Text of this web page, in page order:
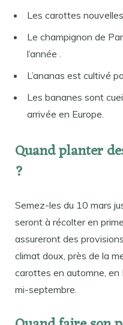
Les carottes
Le champignon de
l’année .
L’ananas est cultivé
Les bananes sont
arrivée en Europe.
Quand planter
?
Semez-les du 10 mars
seront à récolter en
assureront des
climat doux, près de la
carottes en automne,
mi-septembre.